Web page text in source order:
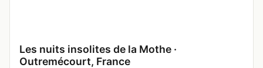
Les nuits insolites de la Mothe ·
Outremécourt, France